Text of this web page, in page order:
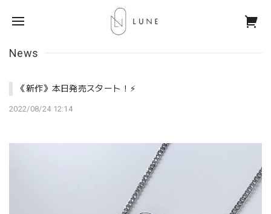
News
《新作》本日発売スタート！⚡️
2022/08/24 12:14